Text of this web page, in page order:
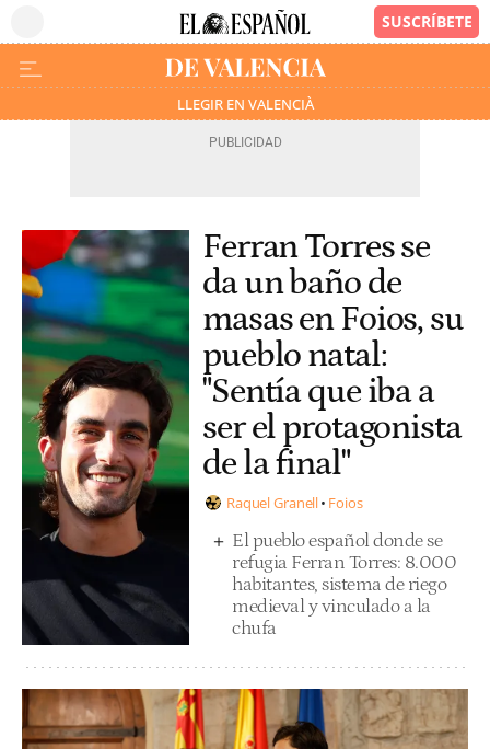
LLEGIR EN VALENCIÀ
Ferran Torres se
da un baño de
masas en Foios, su
pueblo natal:
"Sentía que iba a
ser el protagonista
de la final"
Raquel Granell Foios
El pueblo español donde se
refugia Ferran Torres: 8.000
habitantes, sistema de riego
medieval y vinculado a la
chufa